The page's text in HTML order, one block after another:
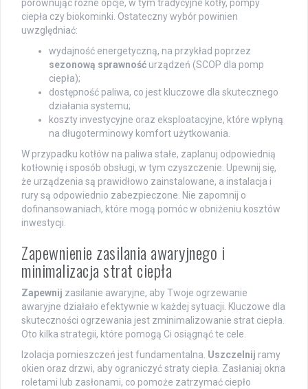
porównując różne opcje, w tym tradycyjne kotły, pompy
ciepła czy biokominki. Ostateczny wybór powinien
uwzględniać:
wydajność energetyczną, na przykład poprzez
sezonową sprawność urządzeń (SCOP dla pomp
ciepła);
dostępność paliwa, co jest kluczowe dla skutecznego
działania systemu;
koszty investycyjne oraz eksploatacyjne, które wpłyną
na długoterminowy komfort użytkowania.
W przypadku kotłów na paliwa stałe, zaplanuj odpowiednią
kotłownię i sposób obsługi, w tym czyszczenie. Upewnij się,
że urządzenia są prawidłowo zainstalowane, a instalacja i
rury są odpowiednio zabezpieczone. Nie zapomnij o
dofinansowaniach, które mogą pomóc w obniżeniu kosztów
inwestycji.
Zapewnienie zasilania awaryjnego i
minimalizacja strat ciepła
Zapewnij zasilanie awaryjne, aby Twoje ogrzewanie
awaryjne działało efektywnie w każdej sytuacji. Kluczowe dla
skuteczności ogrzewania jest zminimalizowanie strat ciepła.
Oto kilka strategii, które pomogą Ci osiągnąć te cele.
Izolacja pomieszczeń jest fundamentalna. Uszczelnij ramy
okien oraz drzwi, aby ograniczyć straty ciepła. Zasłaniaj okna
roletami lub zasłonami, co pomoże zatrzymać ciepło